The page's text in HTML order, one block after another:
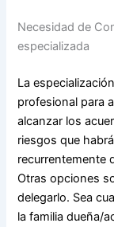
Necesidad de
especializada
La
profesional para
alcanzar los
riesgos que
recurrentemente
Otras opciones
delegarlo. Sea
la familia dueña/